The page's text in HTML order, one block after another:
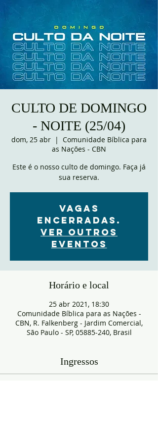
CULTO DE DOMINGO
- NOITE (25/04)
dom, 25 abr
  |
Comunidade Bíblica para
as Nações - CBN
Este é o nosso culto de domingo. Faça já
sua reserva.
VAGAS
ENCERRADAS.
Ver outros
eventos
Horário e local
25 abr 2021, 18:30
Comunidade Bíblica para as Nações -
CBN, R. Falkenberg - Jardim Comercial,
São Paulo - SP, 05885-240, Brasil
Ingressos